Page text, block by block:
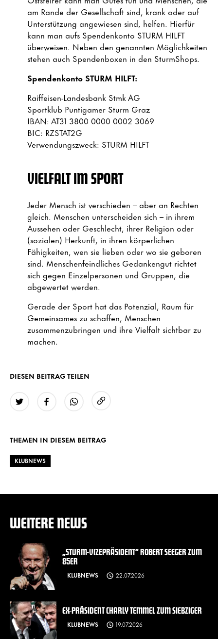
am Rande der Gesellschaft sind, krank oder auf
Unterstützung angewiesen sind, helfen. Hierfür
kann man aufs Spendenkonto STURM HILFT
überweisen. Neben den genannten Möglichkeiten
stehen auch Spendenboxen in den SturmShops.
Spendenkonto STURM HILFT:
Raiffeisen-Landesbank Stmk AG
Sportklub Puntigamer Sturm Graz
IBAN: AT31 3800 0000 0002 3069
BIC: RZSTAT2G
Verwendungszweck: STURM HILFT
VIELFALT IM SPORT
Jeder Mensch ist verschieden – aber an Rechten
gleich. Menschen unterscheiden sich – in ihrem
Aussehen oder Geschlecht, ihrer Religion oder
(sozialen) Herkunft, in ihren körperlichen
Fähigkeiten, wen sie lieben oder wo sie geboren
sind. Menschenfeindliches Gedankengut richtet
sich gegen Einzelpersonen und Gruppen, die
abgewertet werden.
Gerade der Sport hat das Potenzial, Raum für
Gemeinsames zu schaffen, Menschen
zusammenzubringen und ihre Vielfalt sichtbar zu
machen.
DIESEN BEITRAG TEILEN
THEMEN IN DIESEM BEITRAG
KLUBNEWS
WEITERE NEWS
„STURM-VIZEPRÄSIDENT“ ROBERT SEEGER ZUM
85ER
KLUBNEWS 22.07.2026
EX-PRÄSIDENT CHARLY TEMMEL ZUM SIEBZIGER
KLUBNEWS 19.07.2026